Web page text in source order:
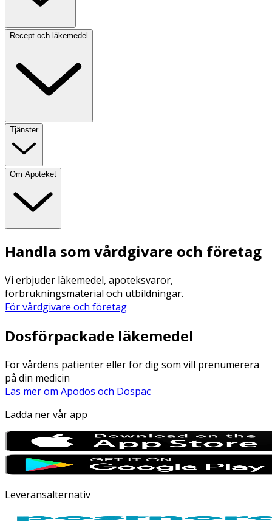
Recept och läkemedel
Tjänster
Om Apoteket
Handla som vårdgivare och företag
Vi erbjuder läkemedel, apoteksvaror,
förbrukningsmaterial och utbildningar.
För vårdgivare och företag
Dosförpackade läkemedel
För vårdens patienter eller för dig som vill prenumerera
på din medicin
Läs mer om Apodos och Dospac
Ladda ner vår app
Leveransalternativ